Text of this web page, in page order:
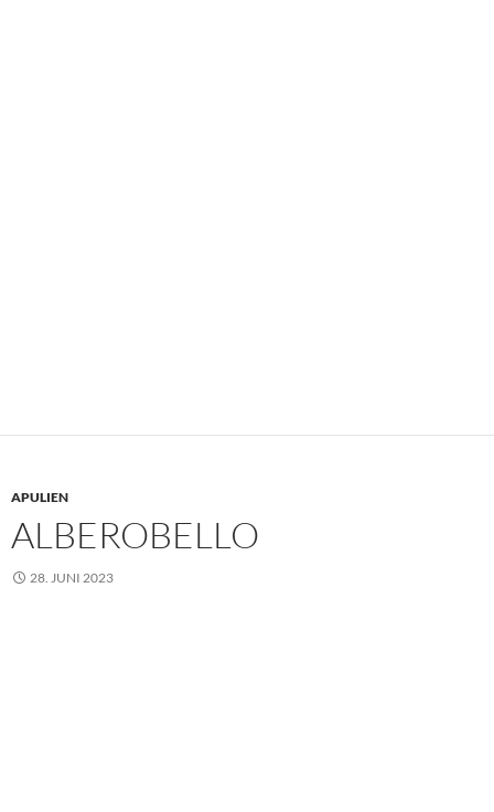
APULIEN
ALBEROBELLO
28. JUNI 2023